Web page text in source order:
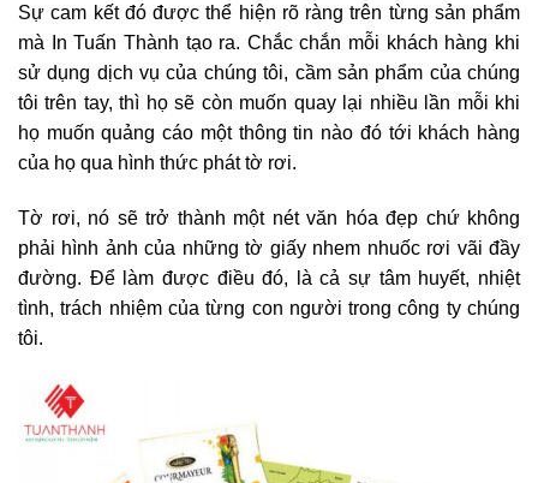
Sự cam kết đó được thể hiện rõ ràng trên từng sản phẩm
mà In Tuấn Thành tạo ra. Chắc chắn mỗi khách hàng khi
sử dụng dịch vụ của chúng tôi, cầm sản phẩm của chúng
tôi trên tay, thì họ sẽ còn muốn quay lại nhiều lần mỗi khi
họ muốn quảng cáo một thông tin nào đó tới khách hàng
của họ qua hình thức phát tờ rơi.
Tờ rơi, nó sẽ trở thành một nét văn hóa đẹp chứ không
phải hình ảnh của những tờ giấy nhem nhuốc rơi vãi đầy
đường. Để làm được điều đó, là cả sự tâm huyết, nhiệt
tình, trách nhiệm của từng con người trong công ty chúng
tôi.